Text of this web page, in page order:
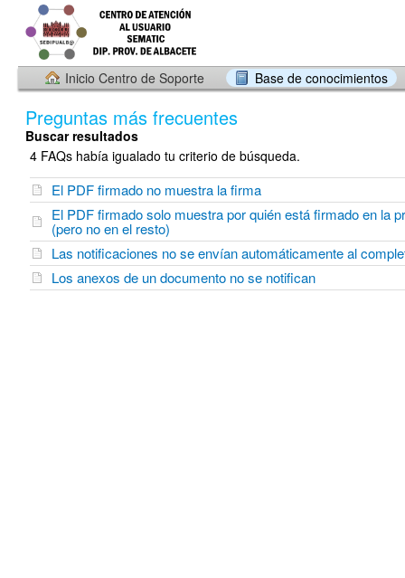
Inicio Centro de Soporte Base de conocimientos
Preguntas más frecuentes
Buscar resultados
4 FAQs había igualado tu criterio de búsqueda.
El PDF firmado no muestra la firma
El PDF firmado solo muestra por quién está firmado en la
(pero no en el resto)
Las notificaciones no se envían automáticamente al
Los anexos de un documento no se notifican